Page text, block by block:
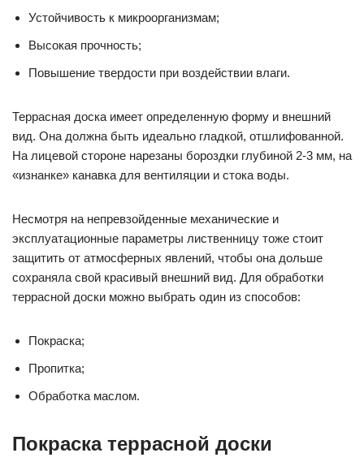
Устойчивость к микроорганизмам;
Высокая прочность;
Повышение твердости при воздействии влаги.
Террасная доска имеет определенную форму и внешний
вид. Она должна быть идеально гладкой, отшлифованной.
На лицевой стороне нарезаны бороздки глубиной 2-3 мм, на
«изнанке» канавка для вентиляции и стока воды.
Несмотря на непревзойденные механические и
эксплуатационные параметры лиственницу тоже стоит
защитить от атмосферных явлений, чтобы она дольше
сохраняла свой красивый внешний вид. Для обработки
террасной доски можно выбрать один из способов:
Покраска;
Пропитка;
Обработка маслом.
Покраска террасной доски